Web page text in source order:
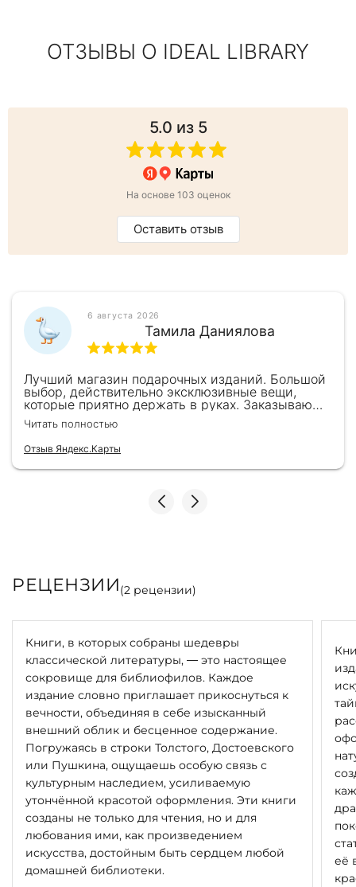
ОТЗЫВЫ О IDEAL LIBRARY
5.0 из 5
На основе 103 оценок
Оставить отзыв
6 августа 2026
Тамила Даниялова
Лучший магазин подарочных изданий. Большой
выбор, действительно эксклюзивные вещи,
которые приятно держать в руках. Заказываю
здесь уже второй раз для бизнес-партнеров,
всегда всё безупречно — от общения с
консультантами до качества самих книг.
Однозначно рекомендую
Читать полностью
Отзыв Яндекс.Карты
РЕЦЕНЗИИ(2 рецензии)
Книги, в которых собраны шедевры
классической литературы, — это настоящее
сокровище для библиофилов. Каждое
издание словно приглашает прикоснуться к
вечности, объединяя в себе изысканный
внешний облик и бесценное содержание.
Погружаясь в строки Толстого, Достоевского
или Пушкина, ощущаешь особую связь с
культурным наследием, усиливаемую
утончённой красотой оформления. Эти книги
созданы не только для чтения, но и для
любования ими, как произведением
искусства, достойным быть сердцем любой
домашней библиотеки.
её